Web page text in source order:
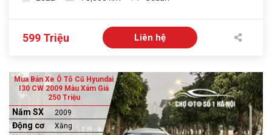
599 Triệu Liên hệ
Mua Bán Xe Ô Tô Cũ Hyundai
I30 CW 2009 Màu Xám Giá
250 Triệu
Năm SX 2009
Động cơ Xăng